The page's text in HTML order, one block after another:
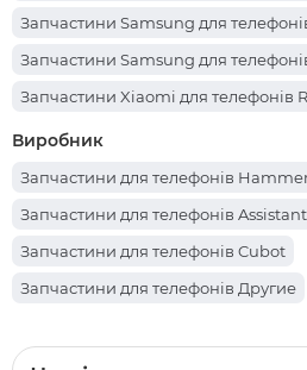
Запчастини Samsung для
Запчастини Samsung для
Запчастини Xiaomi для телефонів
Запчастини ZTE для телефонів
Запчастини Samsung для
Запчастини Samsung для телефонів
Запчастини Samsung для телефонів
Запчастини Ulefone для телефонів
Запчастини Hotwav для телефонів
Виробник
Запчастини для телефонів
Запчастини для телефонів Assistant
Запчастини для телефонів Cubot
Запчастини для телефонів Другие
Запчастини для телефонів Bravis